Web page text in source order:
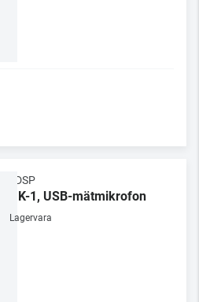
MiniDSP
UMIK-1, USB-mätmikrofon
Lagervara